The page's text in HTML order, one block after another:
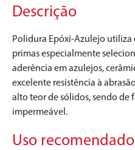
Descrição
Polidura Epóxi-Azulejo utiliza
primas especialmente
aderência em azulejos,
excelente resistência à
alto teor de sólidos, sendo de
impermeável.
Uso recomendado